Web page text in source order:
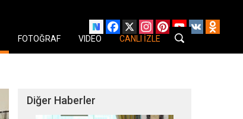
Facebook
X Instagram
PinterestYouTube
VK
FOTOĞRAF VIDEO CANLI İZLE
Diğer Haberler